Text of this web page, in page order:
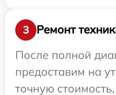
3
Ремонт
После полной
предоставим на
точную